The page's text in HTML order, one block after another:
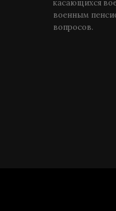
касающихся
военным
вопросов.